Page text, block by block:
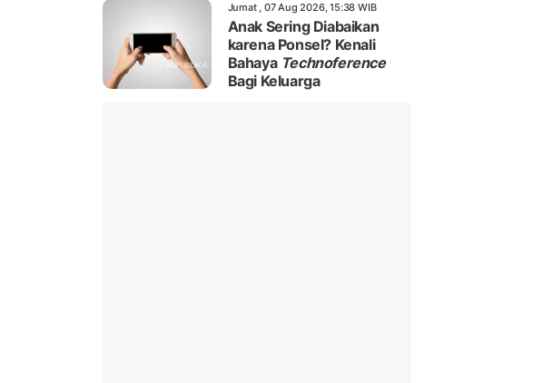
Jumat , 07 Aug 2026, 15:38 WIB
Anak Sering Diabaikan
karena Ponsel? Kenali
Bahaya Technoference
Bagi Keluarga